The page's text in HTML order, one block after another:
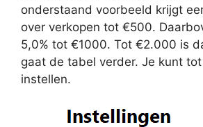
onderstaand voorbeeld krijgt
over verkopen tot €500.
5,0% tot €1000. Tot €2.000 is
gaat de tabel verder. Je kunt
instellen.